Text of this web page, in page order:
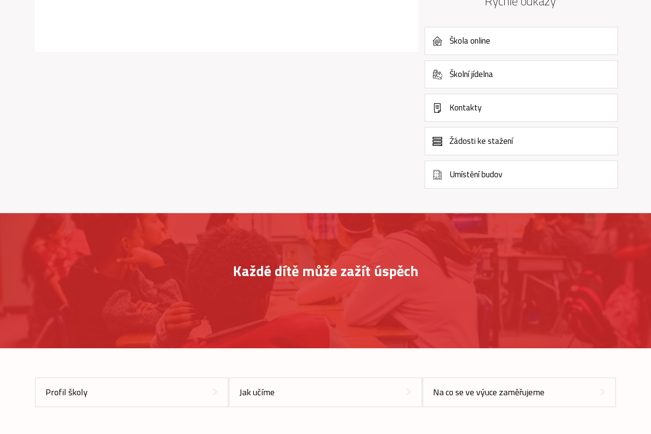
Škola online
Školní jídelna
Kontakty
Žádosti ke stažení
Umístění budov
Každé dítě může zažít úspěch
Profil školy Jak učíme Na co se ve výuce zaměřujeme